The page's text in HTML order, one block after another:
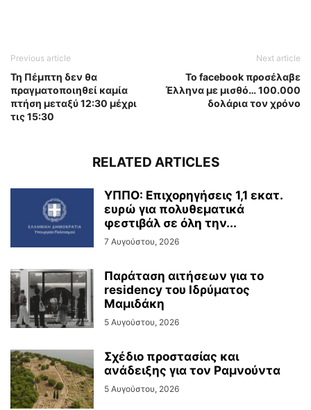
Previous article
Τη Πέμπτη δεν θα
πραγματοποιηθεί καμία
πτήση μεταξύ 12:30 μέχρι
τις 15:30
Next article
Το facebook προσέλαβε
Έλληνα με μισθό… 100.000
δολάρια τον χρόνο
RELATED ARTICLES
ΥΠΠΟ: Επιχορηγήσεις 1,1 εκατ.
ευρώ για πολυθεματικά
φεστιβάλ σε όλη την...
7 Αυγούστου, 2026
Παράταση αιτήσεων για το
residency του Ιδρύματος
Μαμιδάκη
5 Αυγούστου, 2026
Σχέδιο προστασίας και
ανάδειξης για τον Ραμνούντα
5 Αυγούστου, 2026